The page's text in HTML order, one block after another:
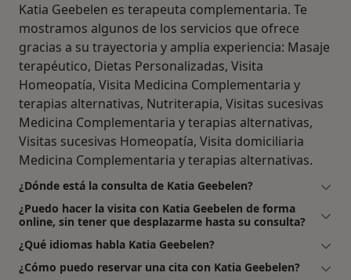
Katia Geebelen es terapeuta complementaria. Te
mostramos algunos de los servicios que ofrece
gracias a su trayectoria y amplia experiencia: Masaje
terapéutico, Dietas Personalizadas, Visita
Homeopatía, Visita Medicina Complementaria y
terapias alternativas, Nutriterapia, Visitas sucesivas
Medicina Complementaria y terapias alternativas,
Visitas sucesivas Homeopatía, Visita domiciliaria
Medicina Complementaria y terapias alternativas.
¿Dónde está la consulta de Katia Geebelen?
¿Puedo hacer la visita con Katia Geebelen de forma
online, sin tener que desplazarme hasta su consulta?
¿Qué idiomas habla Katia Geebelen?
¿Cómo puedo reservar una cita con Katia Geebelen?